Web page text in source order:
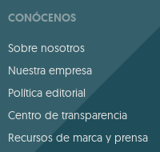
CONÓCENOS
Sobre nosotros
Nuestra empresa
Política editorial
Centro de transparencia
Recursos de marca y prensa